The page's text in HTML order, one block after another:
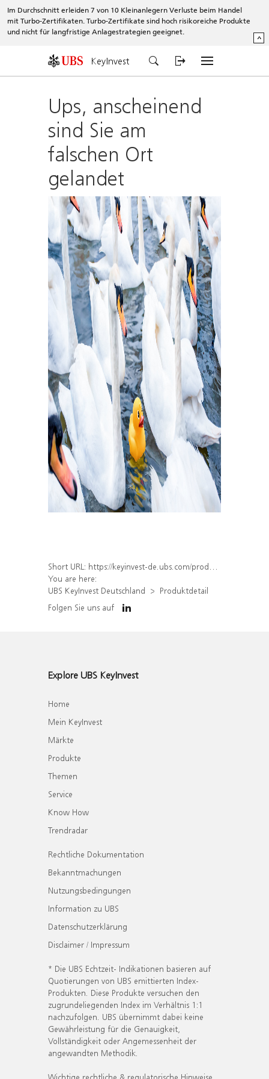
Im Durchschnitt erleiden 7 von 10 Kleinanlegern Verluste beim Handel
mit Turbo-Zertifikaten. Turbo-Zertifikate sind hoch risikoreiche Produkte
und nicht für langfristige Anlagestrategien geeignet.
^
KeyInvest
Ups, anscheinend
sind Sie am
falschen Ort
gelandet
Short URL: https://keyinvest-de.ubs.com/produkt/detail/index/isin/DE000WA8TVJ1
You are here:
UBS KeyInvest Deutschland
Produktdetail
Folgen Sie uns auf
Explore UBS KeyInvest
Home
Mein KeyInvest
Märkte
Produkte
Themen
Service
Know How
Trendradar
Rechtliche Dokumentation
Bekanntmachungen
Nutzungsbedingungen
Information zu UBS
Datenschutzerklärung
Disclaimer / Impressum
* Die UBS Echtzeit- Indikationen basieren auf
Quotierungen von UBS emittierten Index-
Produkten. Diese Produkte versuchen den
zugrundeliegenden Index im Verhältnis 1:1
nachzufolgen. UBS übernimmt dabei keine
Gewährleistung für die Genauigkeit,
Vollständigkeit oder Angemessenheit der
angewandten Methodik.